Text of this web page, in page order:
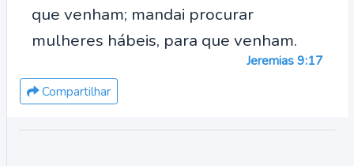
que venham; mandai procurar
mulheres hábeis, para que venham.
Jeremias 9:17
Compartilhar